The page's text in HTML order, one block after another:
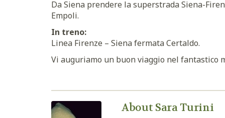
Da Siena prendere la superstrada Siena-
Empoli.
In treno:
Linea Firenze – Siena fermata Certaldo.
Vi auguriamo un buon viaggio nel fantastico
About Sara Turini